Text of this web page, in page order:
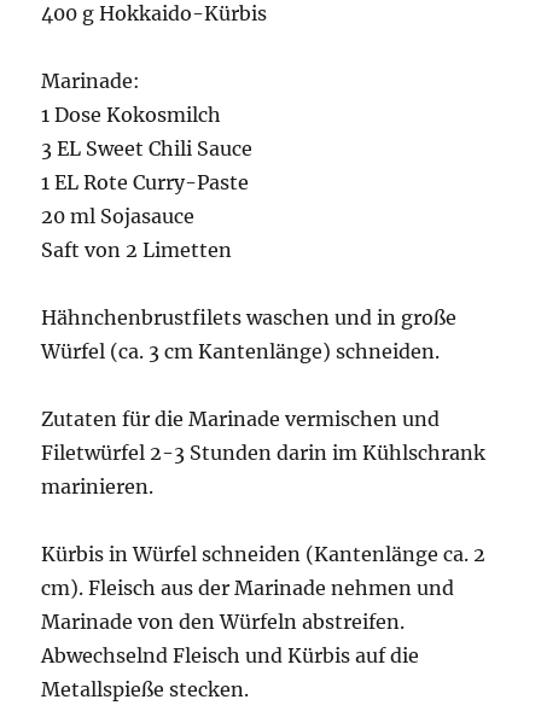
400 g Hokkaido-Kürbis
Marinade:
1 Dose Kokosmilch
3 EL Sweet Chili Sauce
1 EL Rote Curry-Paste
20 ml Sojasauce
Saft von 2 Limetten
Hähnchenbrustfilets waschen und in große
Würfel (ca. 3 cm Kantenlänge) schneiden.
Zutaten für die Marinade vermischen und
Filetwürfel 2-3 Stunden darin im Kühlschrank
marinieren.
Kürbis in Würfel schneiden (Kantenlänge ca. 2
cm). Fleisch aus der Marinade nehmen und
Marinade von den Würfeln abstreifen.
Abwechselnd Fleisch und Kürbis auf die
Metallspieße stecken.